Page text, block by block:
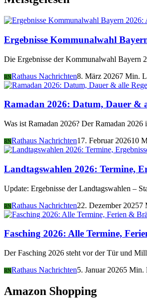
Ergebnisse Kommunalwahl
Die Ergebnisse der Kommunalwahl Bayern
RNRathaus Nachrichten8. März 20267 Min.
Ramadan 2026: Datum, Dauer &
Was ist Ramadan 2026? Der Ramadan
RNRathaus Nachrichten17. Februar 202610
Landtagswahlen 2026: Termine,
Update: Ergebnisse der Landtagswahlen –
RNRathaus Nachrichten22. Dezember 20257
Fasching 2026: Alle Termine,
Der Fasching 2026 steht vor der Tür und
RNRathaus Nachrichten5. Januar 20265 Min.
Amazon Shopping